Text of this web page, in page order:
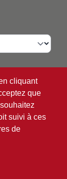
cliquant
que
suivi à ces
de
droits